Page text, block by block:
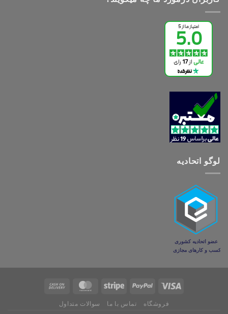
لوگو اتحادیه
فروشگاه تماس با ما سوالات متداول